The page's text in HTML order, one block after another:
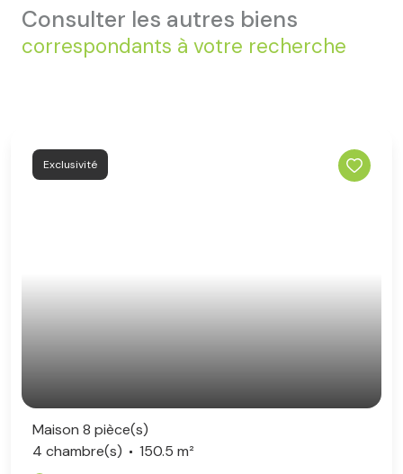
consulter les autres biens
correspondants à votre recherche
Exclusivité
Maison 8 pièce(s)
4 chambre(s)
150.5 m²